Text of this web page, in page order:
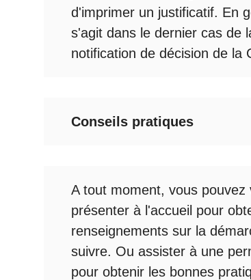
d'imprimer un justificatif. En
s'agit dans le dernier cas de
notification de décision de la
Conseils pratiques
A tout moment, vous pouvez
présenter à l'accueil pour
renseignements sur la
suivre. Ou assister à une
pour obtenir les bonnes